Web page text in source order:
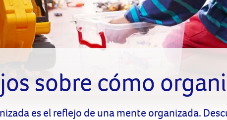
sobre cómo
es el reflejo de una mente organizada.